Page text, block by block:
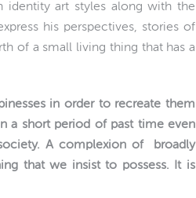
identity art styles along with the
his perspectives, stories of
of a small living thing that has a
in order to recreate them
a short period of past time even
A complexion of broadly
that we insist to possess. It is